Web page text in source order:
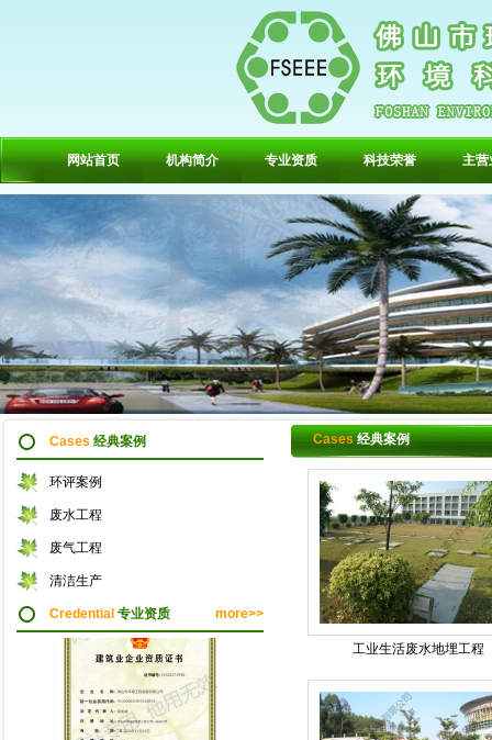
网站首页 机构简介 专业资质 科技荣誉 主营
Cases 经典案例
环评案例
废水工程
废气工程
清洁生产
more>>
Credential 专业资质
Cases经典案例
工业生活废水地埋工程